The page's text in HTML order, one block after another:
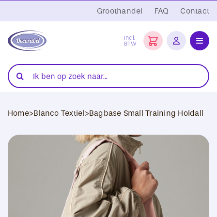
naar
inhoud
Groothandel FAQ Contact
Incl.
BTW
Folies
Transferpersen
Hobby Artikelen
DTF Transfers
Zoeken
naar:
Home>Blanco Textiel>Bagbase Small Training Holdall